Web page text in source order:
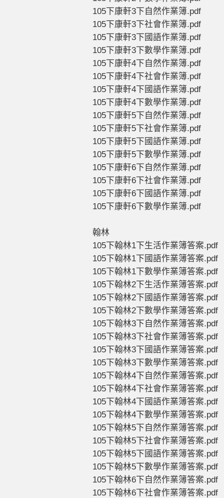
105下康軒3下自然作業簿.pdf
105下康軒3下社會作業簿.pdf
105下康軒3下國語作業簿.pdf
105下康軒3下數學作業簿.pdf
105下康軒4下自然作業簿.pdf
105下康軒4下社會作業簿.pdf
105下康軒4下國語作業簿.pdf
105下康軒4下數學作業簿.pdf
105下康軒5下自然作業簿.pdf
105下康軒5下社會作業簿.pdf
105下康軒5下國語作業簿.pdf
105下康軒5下數學作業簿.pdf
105下康軒6下自然作業簿.pdf
105下康軒6下社會作業簿.pdf
105下康軒6下國語作業簿.pdf
105下康軒6下數學作業簿.pdf
翰林
105下翰林1下生活作業簿答案.pdf
105下翰林1下國語作業簿答案.pdf
105下翰林1下數學作業簿答案.pdf
105下翰林2下生活作業簿答案.pdf
105下翰林2下國語作業簿答案.pdf
105下翰林2下數學作業簿答案.pdf
105下翰林3下自然作業簿答案.pdf
105下翰林3下社會作業簿答案.pdf
105下翰林3下國語作業簿答案.pdf
105下翰林3下數學作業簿答案.pdf
105下翰林4下自然作業簿答案.pdf
105下翰林4下社會作業簿答案.pdf
105下翰林4下國語作業簿答案.pdf
105下翰林4下數學作業簿答案.pdf
105下翰林5下自然作業簿答案.pdf
105下翰林5下社會作業簿答案.pdf
105下翰林5下國語作業簿答案.pdf
105下翰林5下數學作業簿答案.pdf
105下翰林6下自然作業簿答案.pdf
105下翰林6下社會作業簿答案.pdf